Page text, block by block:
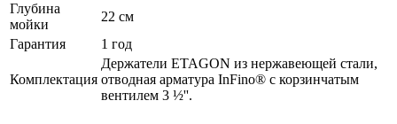
Глубина
мойки
22 см
Гарантия
1 год
Комплектация
Держатели ETAGON из нержавеющей стали,
отводная арматура InFino® с корзинчатым
вентилем 3 ½''.